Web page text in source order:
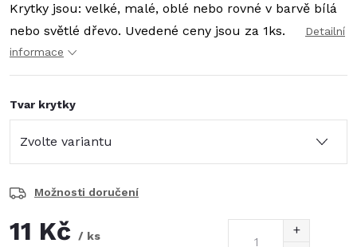
Krytky jsou: velké, malé, oblé nebo rovné v barvě bílá
nebo světlé dřevo. Uvedené ceny jsou za 1ks.
Detailní
informace
Tvar krytky
Možnosti doručení
11 Kč
/ ks